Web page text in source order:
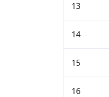
13
14
15
16